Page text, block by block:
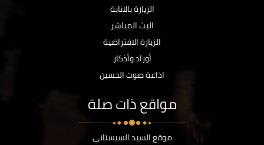
الزيارة بالانابة
البث المباشر
الزيارة الافتراضية
أوراد وأذكار
اذاعة صوت الحسين
مواقع ذات صلة
موقع السيد السيستاني